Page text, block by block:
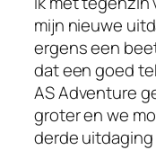
mijn nieuwe
ergens een
dat een goed
AS Adventure
groter en we
derde uitdaging